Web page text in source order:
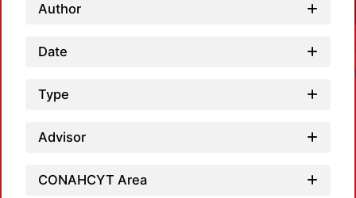
Author
Date
Type
Advisor
CONAHCYT Area